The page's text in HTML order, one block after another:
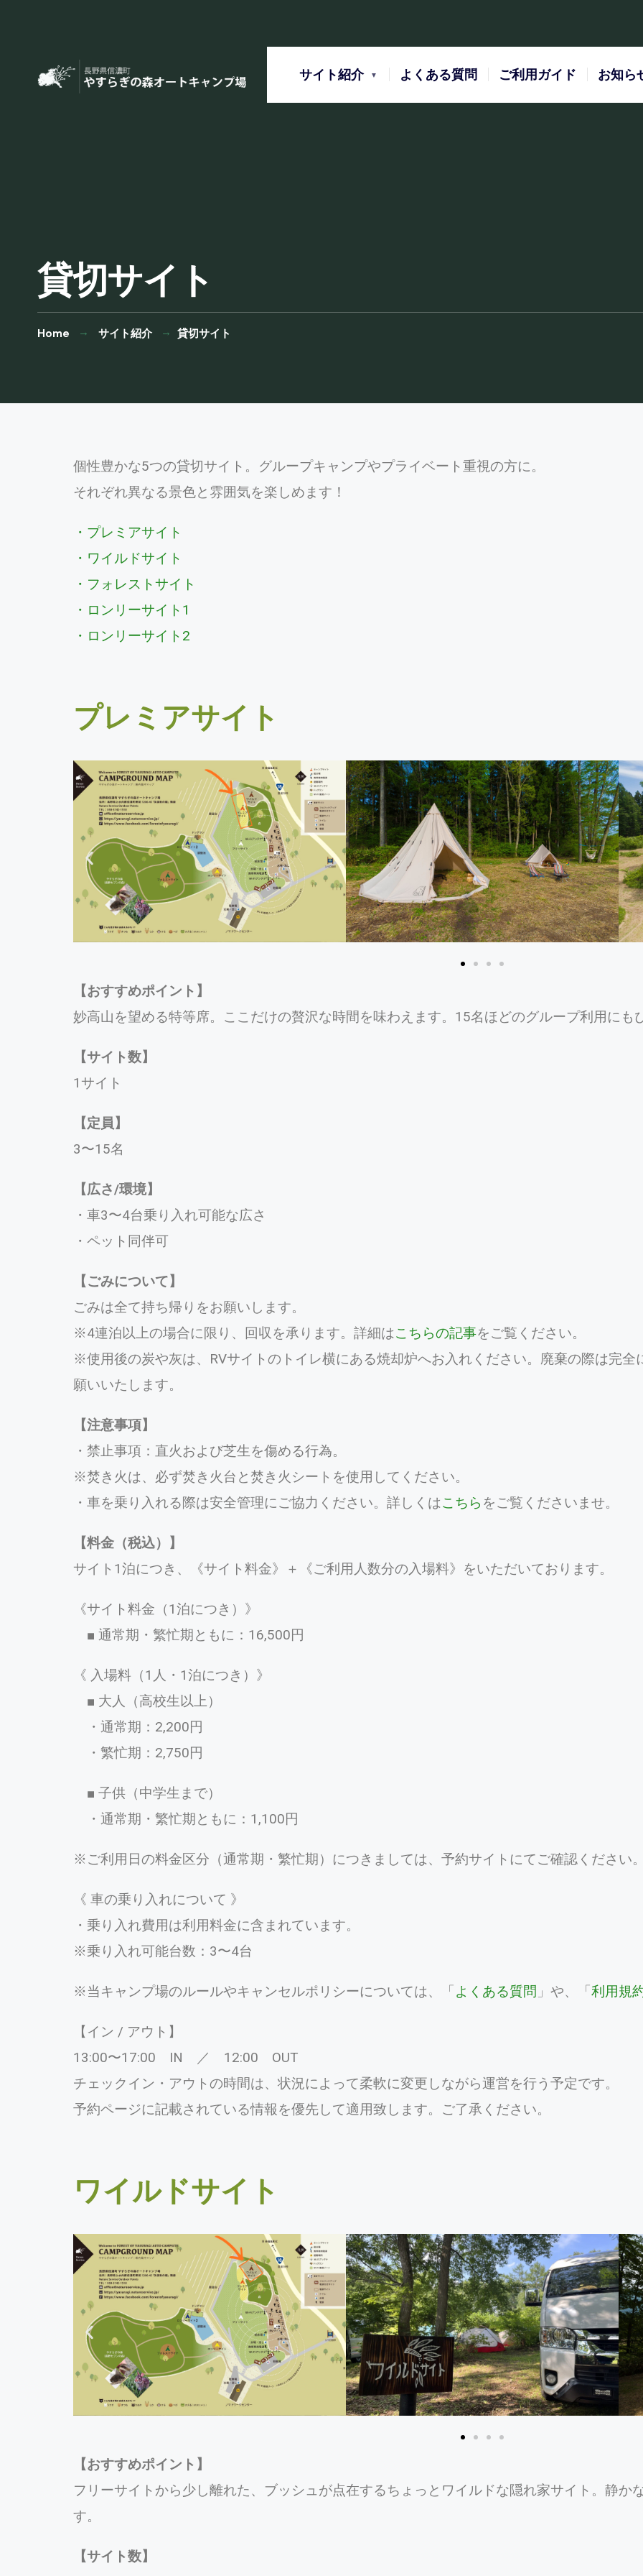
サイト紹介 よくある質問 ご利用ガイド お知ら
貸切サイト
Home サイト紹介 貸切サイト
個性豊かな5つの貸切サイト。グループキャンプやプライベート重視の方に。
それぞれ異なる景色と雰囲気を楽しめます！
・プレミアサイト
・ワイルドサイト
・フォレストサイト
・ロンリーサイト1
・ロンリーサイト2
プレミアサイト
【おすすめポイント】
妙高山を望める特等席。ここだけの贅沢な時間を味わえます。15名ほどのグループ利用にも
【サイト数】
1サイト
【定員】
3〜15名
【広さ/環境】
・車3〜4台乗り入れ可能な広さ
・ペット同伴可
【ごみについて】
ごみは全て持ち帰りをお願いします。
※4連泊以上の場合に限り、回収を承ります。詳細はこちらの記事をご覧ください。
※使用後の炭や灰は、RVサイトのトイレ横にある焼却炉へお入れください。廃棄の際は完
願いいたします。
【注意事項】
・禁止事項：直火および芝生を傷める行為。
※焚き火は、必ず焚き火台と焚き火シートを使用してください。
・車を乗り入れる際は安全管理にご協力ください。詳しくはこちら をご覧くださいませ。
【料金（税込）】
サイト1泊につき、《サイト料金》＋《ご利用人数分の入場料》をいただいております。
《サイト料金（1泊につき）》
■ 通常期・繁忙期ともに：16,500円
《 入場料（1人・1泊につき）》
■ 大人（高校生以上）
・通常期：2,200円
・繁忙期：2,750円
■ 子供（中学生まで）
・通常期・繁忙期ともに：1,100円
※ご利用日の料金区分（通常期・繁忙期）につきましては、予約サイトにてご確認ください。
《 車の乗り入れについて 》
・乗り入れ費用は利用料金に含まれています。
※乗り入れ可能台数：3〜4台
※当キャンプ場のルールやキャンセルポリシーについては、「よくある質問 」や、「利用規
【イン / アウト】
13:00〜17:00 IN ／ 12:00 OUT
チェックイン・アウトの時間は、状況によって柔軟に変更しながら運営を行う予定です。
予約ページに記載されている情報を優先して適用致します。ご了承ください。
ワイルドサイト
【おすすめポイント】
フリーサイトから少し離れた、ブッシュが点在するちょっとワイルドな隠れ家サイト。静か
す。
【サイト数】